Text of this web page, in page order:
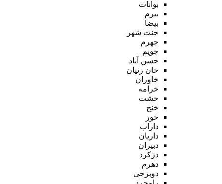
بوانات
بیرم
بیضا
جنت شهر
جهرم
جویم
حسن آباد
خان زنیان
خاوران
خرامه
خشت
خنج
خور
داراب
داریان
دبیران
دژکرد
دهرم
دوبرجی